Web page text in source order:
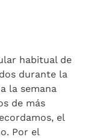
habitual de
durante la
la semana
de más
el
Por el